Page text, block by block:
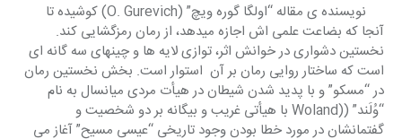
نویسنده ی مقاله “اولگا گوره ویچ” (O. Gurevich) کوشیده تا
آنجا که بضاعت علمی اش اجازه میدهد، از رمان رمزگشایی کند.
نخستین دشواری در خوانش اثر، توازی لایه ها و چینهای سه گانه ای
است که ساختار روایی رمان بر آن  استوار است. بخش نخستین رمان
در “مسکو” و با پدید شدن شیطان در هیأت مردی میانسال به نام
“وُلَند” ((Woland با هیأتی غریب و بیگانه بر دو شخصیت و
گفتمانشان در مورد خطا بودن وجود تاریخی “عیسی مسیح” آغاز می